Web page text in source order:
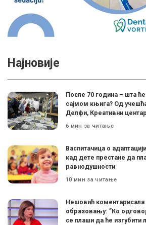
Најновије
После 70 година – шта
сајмом књига? Од
Делфи, Креативни
6 мин за читање
Васпитачица о
кад дете престане да
равнодушности
10 мин за читање
Нешовић коментарисала
образовању: ”Ко
се плаши да ће изгубити